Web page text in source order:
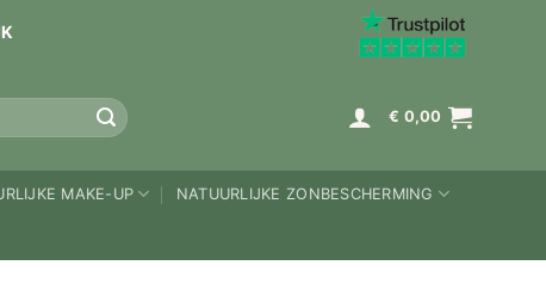
€ 0,00
MAKE-UP NATUURLIJKE ZONBESCHERMING